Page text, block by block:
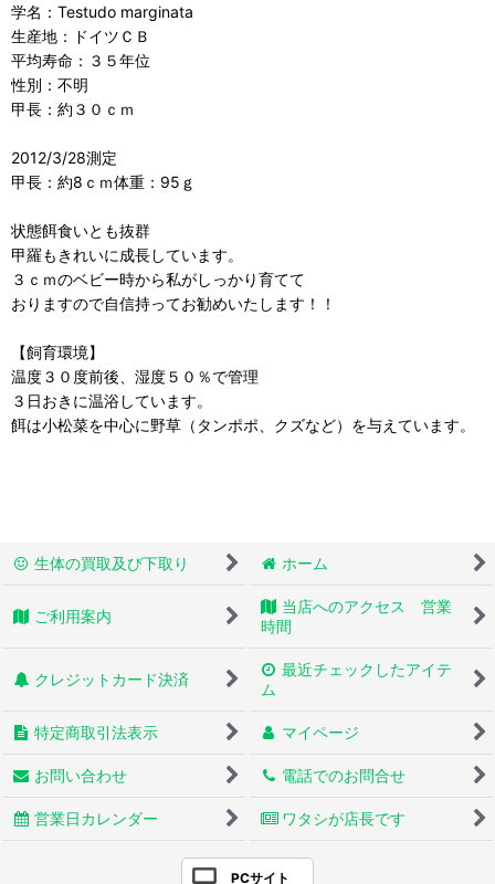
学名：Testudo marginata
生産地：ドイツＣＢ
平均寿命：３５年位
性別：不明
甲長：約３０ｃｍ
2012/3/28測定
甲長：約8ｃｍ体重：95ｇ
状態餌食いとも抜群
甲羅もきれいに成長しています。
３ｃｍのベビー時から私がしっかり育てて
おりますので自信持ってお勧めいたします！！
【飼育環境】
温度３０度前後、湿度５０％で管理
３日おきに温浴しています。
餌は小松菜を中心に野草（タンポポ、クズなど）を与えています。
生体の買取及び下取り ホーム
ご利用案内
当店へのアクセス 営業
時間
クレジットカード決済
最近チェックしたアイテ
ム
特定商取引法表示 マイページ
お問い合わせ 電話でのお問合せ
営業日カレンダー ワタシが店長です
PCサイト